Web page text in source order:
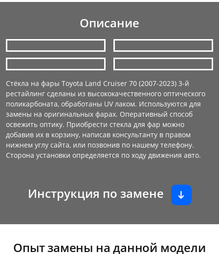
Описание
Стёкла на фары Toyota Land Cruiser 70 (2007-2023) 3-й
рестайлинг сделаны из высококачественного оптического
поликарбоната, обработаны UV лаком. Используются для
замены на оригинальных фарах. Оперативный способ
освежить оптику. Приобрести стекла для фар можно
добавив их в корзину, написав консультанту в правом
нижнем углу сайта, или позвонив по нашему телефону.
Сторона установки определяется по ходу движения авто.
Инструкция по замене
Опыт замены на данной модели